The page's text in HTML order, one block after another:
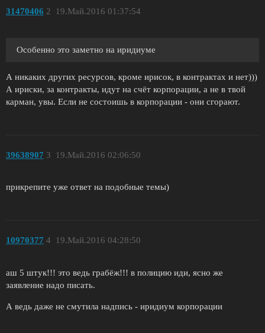
31470406 19.Май.2016 01:37:54
2
Особенно это заметно на иридиуме
А никаких других ресурсов, кроме ирисок, в контрактах и нет)))
А ириски, за контракты, идут на счёт корпорации, а не в твой
карман, увы. Если не состоишь в корпорации - они сгорают.
39638907 19.Май.2016 02:06:50
3
прикрепите уже ответ на подобные темы)
10970377 19.Май.2016 04:28:50
4
аш 5 штук!!! это ведь грабёж!!! в полицию иди, ясно же
заявление надо писать.
А ведь даже не смутила надпись - иридиум корпорации